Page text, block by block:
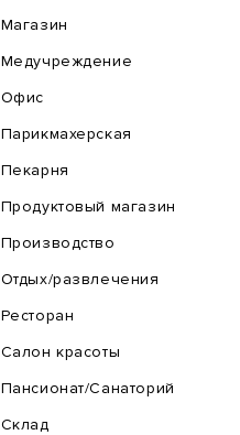
Магазин
Медучреждение
Офис
Парикмахерская
Пекарня
Продуктовый магазин
Производство
Отдых/развлечения
Ресторан
Салон красоты
Пансионат/Санаторий
Склад